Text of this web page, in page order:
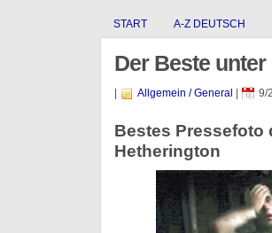
START A-Z DEUTSCH
Der Beste
Allgemein / General 9/
Bestes Pressefoto
Hetherington